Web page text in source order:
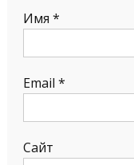
Имя *
Email *
Сайт